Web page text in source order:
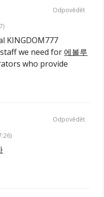
KINGDOM777
we need for 에볼루
who provide
Odpovědět
Odpovědět